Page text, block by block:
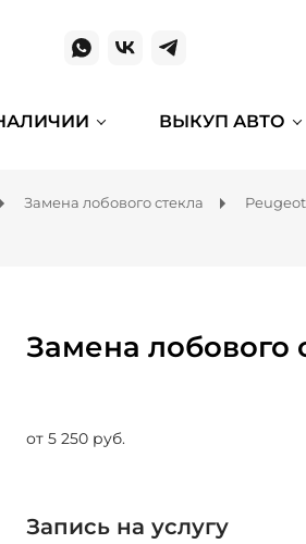
ВЫКУП АВТО
Замена лобового стекла Peugeot
Замена лобового
от 5 250 руб.
Запись на услугу